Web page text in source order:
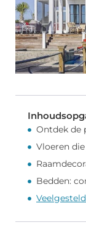
Ontdek de
Vloeren
Bedden: